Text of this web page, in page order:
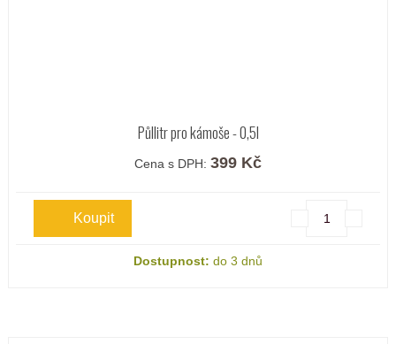
Půllitr pro kámoše - 0,5l
Cena s DPH: 399 Kč
Dostupnost: do 3 dnů